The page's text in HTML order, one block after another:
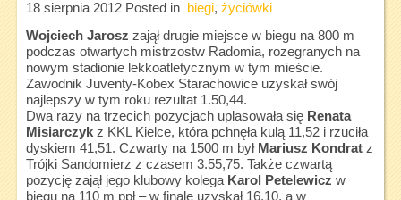
18 sierpnia 2012Posted in biegi, życiówki
Wojciech Jarosz zajął drugie miejsce w biegu na 800 m
podczas otwartych mistrzostw Radomia, rozegranych na
nowym stadionie lekkoatletycznym w tym mieście.
Zawodnik Juventy-Kobex Starachowice uzyskał swój
najlepszy w tym roku rezultat 1.50,44.
Dwa razy na trzecich pozycjach uplasowała się Renata
Misiarczykz KKL Kielce, która pchnęła kulą 11,52 i rzuciła
dyskiem 41,51. Czwarty na 1500 m był Mariusz Kondratz
Trójki Sandomierz z czasem 3.55,75. Także czwartą
pozycję zajął jego klubowy kolega Karol Petelewicz w
biegu na 110 m ppł – w finale uzyskał 16,10, a w